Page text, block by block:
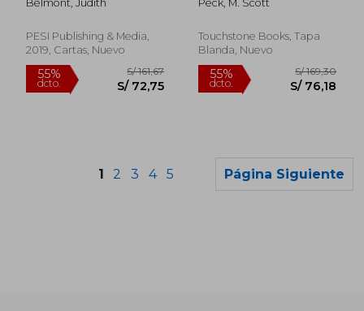
Tips & Tools (Pesi
(en Inglés)
Belmont, Judith
PESI Publishing & Media,
2019, Cartas, Nuevo
traditional values and
Inglés)
Peck, M. Scott
Touchstone Books, Tapa
Blanda, Nuevo
1 2 3 4 5 Página Siguiente